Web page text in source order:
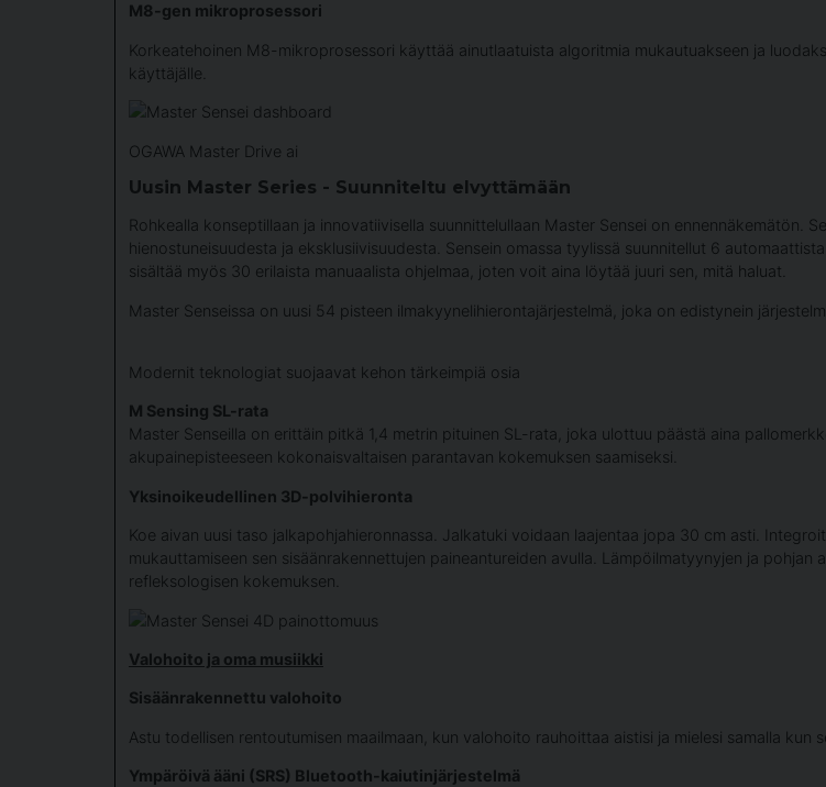
M8-gen mikroprosessori
Korkeatehoinen M8-mikroprosessori käyttää ainutlaatuista algoritmia mukautuakseen ja
käyttäjälle.
OGAWA Master Drive ai
Uusin Master Series - Suunniteltu elvyttämään
Rohkealla konseptillaan ja innovatiivisella suunnittelullaan Master Sensei on ennennäkemätön.
hienostuneisuudesta ja eksklusiivisuudesta. Sensein omassa tyylissä suunnitellut 6
sisältää myös 30 erilaista manuaalista ohjelmaa, joten voit aina löytää juuri sen, mitä haluat.
Master Senseissa on uusi 54 pisteen ilmakyynelihierontajärjestelmä, joka on edistynein
Modernit teknologiat suojaavat kehon tärkeimpiä osia
M Sensing SL-rata
Master Senseilla on erittäin pitkä 1,4 metrin pituinen SL-rata, joka ulottuu päästä aina
akupainepisteeseen kokonaisvaltaisen parantavan kokemuksen saamiseksi.
Yksinoikeudellinen 3D-polvihieronta
Koe aivan uusi taso jalkapohjahieronnassa. Jalkatuki voidaan laajentaa jopa 30 cm asti.
mukauttamiseen sen sisäänrakennettujen paineantureiden avulla. Lämpöilmatyynyjen ja
refleksologisen kokemuksen.
Valohoito ja oma musiikki
Sisäänrakennettu valohoito
Astu todellisen rentoutumisen maailmaan, kun valohoito rauhoittaa aistisi ja mielesi samalla kun
Ympäröivä ääni (SRS) Bluetooth-kaiutinjärjestelmä